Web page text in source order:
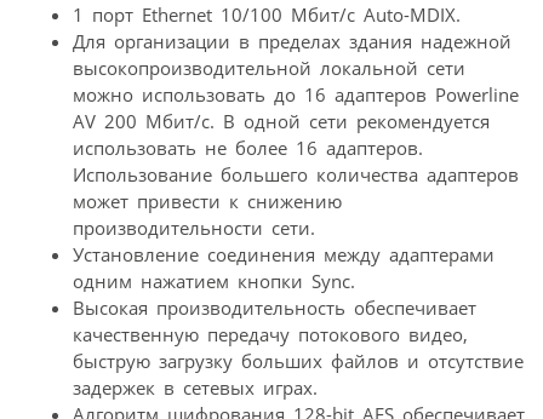
1 порт Ethernet 10/100 Мбит/с Auto-MDIX.
Для организации в пределах здания надежной
высокопроизводительной локальной сети
можно использовать до 16 адаптеров Powerline
AV 200 Мбит/с. В одной сети рекомендуется
использовать не более 16 адаптеров.
Использование большего количества адаптеров
может привести к снижению
производительности сети.
Установление соединения между адаптерами
одним нажатием кнопки Sync.
Высокая производительность обеспечивает
качественную передачу потокового видео,
быструю загрузку больших файлов и отсутствие
задержек в сетевых играх.
Алгоритм шифрования 128-bit AES обеспечивает